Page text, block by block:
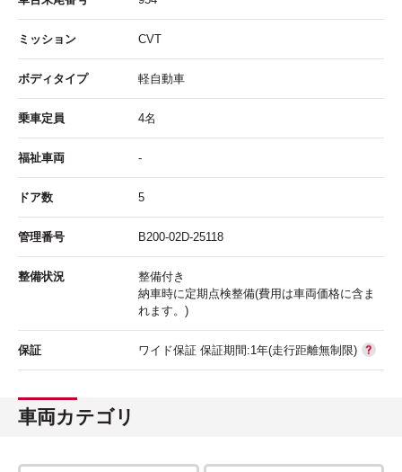
ミッション CVT
ボディタイプ 軽自動車
乗車定員 4名
福祉車両 -
ドア数 5
管理番号 B200-02D-25118
整備状況
整備付き
納車時に定期点検整備(費用は車両価格に含ま
れます。)
保証 ワイド保証 保証期間:1年(走行距離無制限)
車両カテゴリ